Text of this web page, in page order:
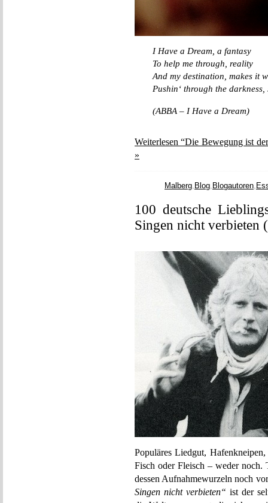
I Have a Dream, a fantasy
To help me through, reality
And my destination, makes it
Pushin‘ through the
(ABBA – I Have a Dream)
Weiterlesen “Die Bewegung ist
»
Malberg, Blog, Blogautoren,
100 deutsche
Singen nicht verbieten
Populäres Liedgut,
Fisch oder Fleisch – weder noch.
dessen Aufnahmewurzeln noch
Singen nicht verbieten“ ist der